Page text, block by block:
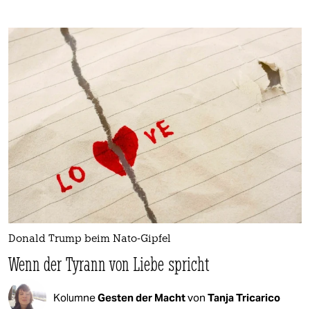
Donald Trump beim Nato-Gipfel
Wenn der Tyrann von Liebe spricht
KolumneGesten der Machtvon Tanja Tricarico